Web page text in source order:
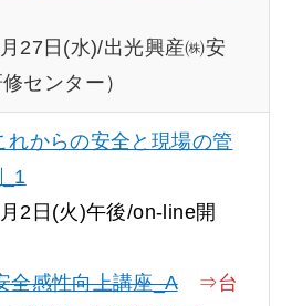
月27日(水)/出光興産㈱安
センター）
れからの安全と現場の管
月2日(火)午後/on-line開
全感性向上講座_A
⇒台